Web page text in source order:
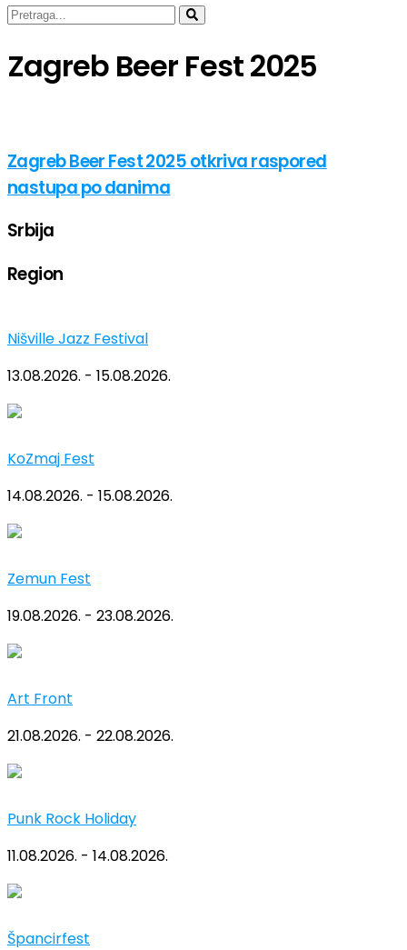
Zagreb Beer Fest 2025
Zagreb Beer Fest 2025 otkriva raspored
nastupa po danima
Srbija
Region
Nišville Jazz Festival
13.08.2026. - 15.08.2026.
KoZmaj Fest
14.08.2026. - 15.08.2026.
Zemun Fest
19.08.2026. - 23.08.2026.
Art Front
21.08.2026. - 22.08.2026.
Punk Rock Holiday
11.08.2026. - 14.08.2026.
Špancirfest